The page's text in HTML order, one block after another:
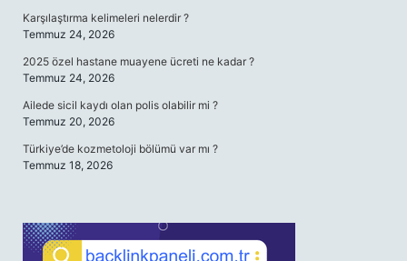
Karşılaştırma kelimeleri nelerdir ?
Temmuz 24, 2026
2025 özel hastane muayene ücreti ne kadar ?
Temmuz 24, 2026
Ailede sicil kaydı olan polis olabilir mi ?
Temmuz 20, 2026
Türkiye’de kozmetoloji bölümü var mı ?
Temmuz 18, 2026